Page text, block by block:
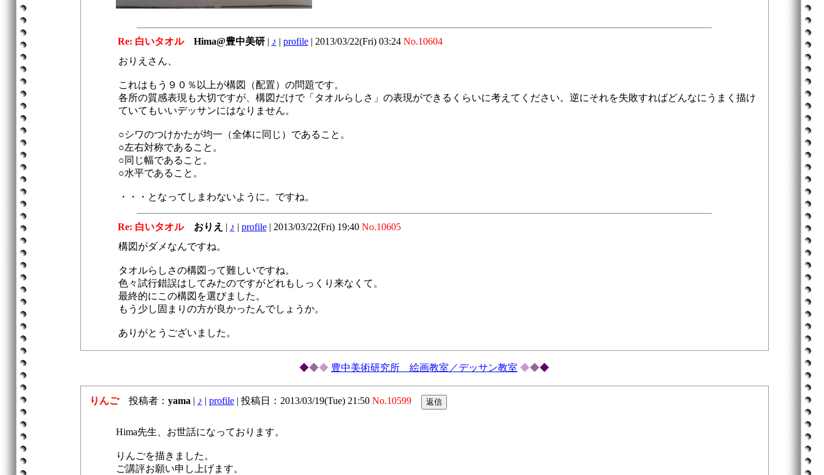
Re: 白いタオル Hima@豊中美研 | ♪ | profile| 2013/03/22(Fri) 03:24 No.10604
おりえさん、
これはもう９０％以上が構図（配置）の問題です。
各所の質感表現も大切ですが、構図だけで「タオルらしさ」の表現ができるくらいに考えてください。逆にそれを失敗すればどんなにうまく描け
ていてもいいデッサンにはなりません。
○シワのつけかたが均一（全体に同じ）であること。
○左右対称であること。
○同じ幅であること。
○水平であること。
・・・となってしまわないように。ですね。
Re: 白いタオル おりえ | ♪ | profile| 2013/03/22(Fri) 19:40 No.10605
構図がダメなんですね。
タオルらしさの構図って難しいですね。
色々試行錯誤はしてみたのですがどれもしっくり来なくて。
最終的にこの構図を選びました。
もう少し固まりの方が良かったんでしょうか。
ありがとうございました。
◆◆◆ 豊中美術研究所 絵画教室／デッサン教室 ◆◆◆
りんご投稿者： yama | ♪ | profile| 投稿日：2013/03/19(Tue) 21:50 No.10599
Hima先生、お世話になっております。
りんごを描きました。
ご講評お願い申し上げます。